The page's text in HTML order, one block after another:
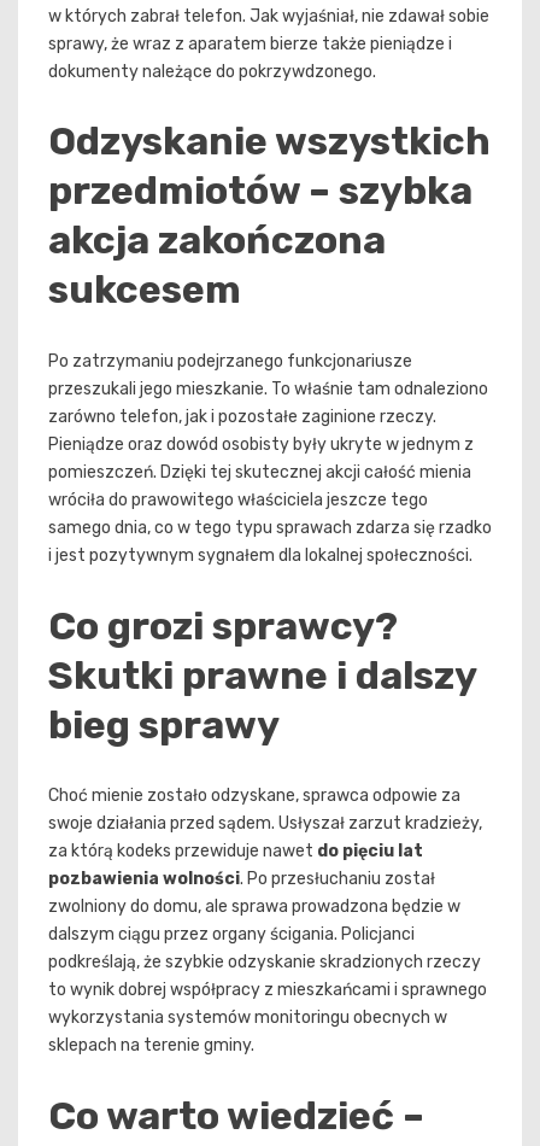
w których zabrał telefon. Jak wyjaśniał, nie zdawał sobie
sprawy, że wraz z aparatem bierze także pieniądze i
dokumenty należące do pokrzywdzonego.
Odzyskanie wszystkich
przedmiotów – szybka
akcja zakończona
sukcesem
Po zatrzymaniu podejrzanego funkcjonariusze
przeszukali jego mieszkanie. To właśnie tam odnaleziono
zarówno telefon, jak i pozostałe zaginione rzeczy.
Pieniądze oraz dowód osobisty były ukryte w jednym z
pomieszczeń. Dzięki tej skutecznej akcji całość mienia
wróciła do prawowitego właściciela jeszcze tego
samego dnia, co w tego typu sprawach zdarza się rzadko
i jest pozytywnym sygnałem dla lokalnej społeczności.
Co grozi sprawcy?
Skutki prawne i dalszy
bieg sprawy
Choć mienie zostało odzyskane, sprawca odpowie za
swoje działania przed sądem. Usłyszał zarzut kradzieży,
za którą kodeks przewiduje nawet do pięciu lat
pozbawienia wolności. Po przesłuchaniu został
zwolniony do domu, ale sprawa prowadzona będzie w
dalszym ciągu przez organy ścigania. Policjanci
podkreślają, że szybkie odzyskanie skradzionych rzeczy
to wynik dobrej współpracy z mieszkańcami i sprawnego
wykorzystania systemów monitoringu obecnych w
sklepach na terenie gminy.
Co warto wiedzieć –